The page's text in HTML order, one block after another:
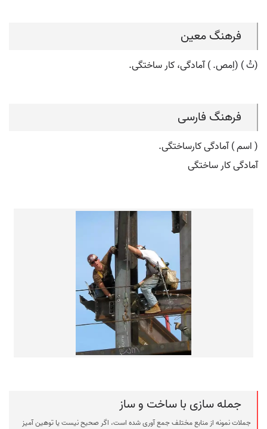
فرهنگ معین
(تُ ) (اِمص. ) آمادگی، کار ساختگی.
فرهنگ فارسی
( اسم ) آمادگی کارساختگی.
آمادگی کار ساختگی
جمله سازی با ساخت و ساز
جملات نمونه از منابع مختلف جمع آوری شده است، اگر صحیح نیست یا توهین آمیز